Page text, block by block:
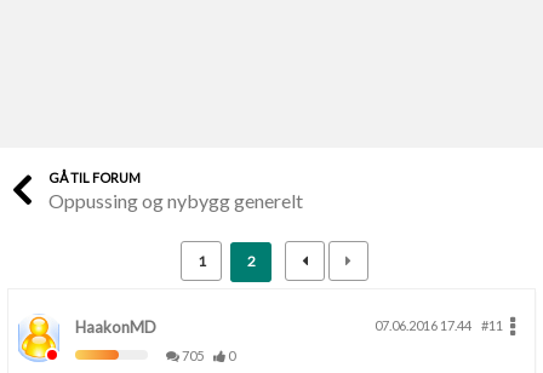
Finn håndverkere
Skaff dokumentasjon som mangler
GÅ TIL FORUM
Oppussing og nybygg generelt
1 2
HaakonMD 07.06.2016 17.44
#11
705
0